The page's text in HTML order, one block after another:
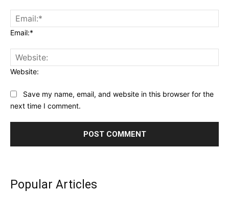
Email:*
Website:
Save my name, email, and website in this browser for the
next time I comment.
Popular Articles